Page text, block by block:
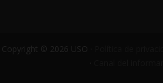
Copyright © 2026 USO ·